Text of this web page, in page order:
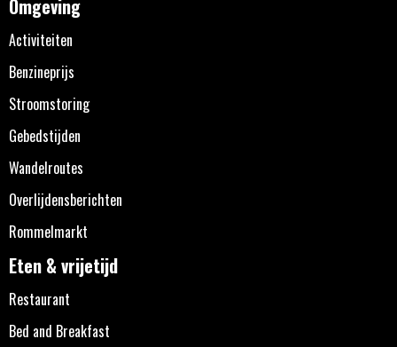
Omgeving
Activiteiten
Benzineprijs
Stroomstoring
Gebedstijden
Wandelroutes
Overlijdensberichten
Rommelmarkt
Eten & vrijetijd
Restaurant
Bed and Breakfast